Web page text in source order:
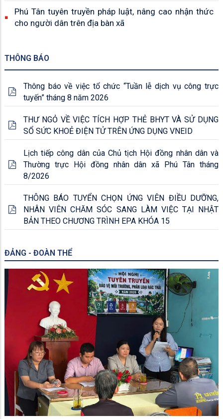
Phú Tân tuyên truyền pháp luật, nâng cao nhận thức
cho người dân trên địa bàn xã
THÔNG BÁO
Thông báo về việc tổ chức “Tuần lễ dịch vụ công trực
tuyến” tháng 8 năm 2026
THƯ NGỎ VỀ VIỆC TÍCH HỢP THẺ BHYT VÀ SỬ DỤNG
SỔ SỨC KHOẺ ĐIỆN TỬ TRÊN ỨNG DỤNG VNEID
Lịch tiếp công dân của Chủ tịch Hội đồng nhân dân và
Thường trực Hội đồng nhân dân xã Phú Tân tháng
8/2026
THÔNG BÁO TUYỂN CHỌN ỨNG VIÊN ĐIỀU DƯỠNG,
NHÂN VIÊN CHĂM SÓC SANG LÀM VIỆC TẠI NHẬT
BẢN THEO CHƯƠNG TRÌNH EPA KHÓA 15
ĐẢNG - ĐOÀN THỂ